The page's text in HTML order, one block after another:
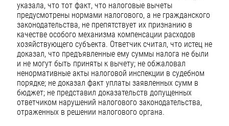
указала, что тот факт, что налоговые вычеты
предусмотрены нормами налогового, а не гражданского
законодательства, не препятствует их признанию в
качестве особого механизма компенсации расходов
хозяйствующего субъекта. Ответчик считал, что истец не
доказал, что предъявленные ему суммы налога не были
и не могут быть приняты к вычету; не обжаловал
ненормативные акты налоговой инспекции в судебном
порядке; не доказал факт уплаты заявленных сумм в
бюджет; не представил доказательств допущенных
ответчиком нарушений налогового законодательства,
отраженных в решении налогового органа.